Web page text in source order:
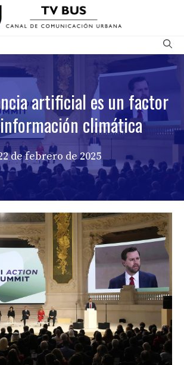
artificial es un factor
climática
de febrero de 2025